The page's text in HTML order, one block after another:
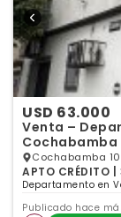
USD 63.000
Venta –
Cochabamba
Cochabamba
APTO
Departamento en
Publicado hace